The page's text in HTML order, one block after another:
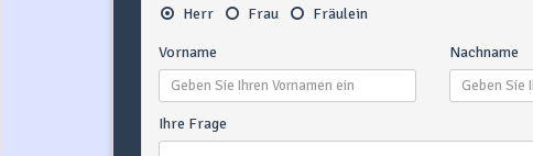
Herr Frau Fräulein
Vorname Nachname
Ihre Frage